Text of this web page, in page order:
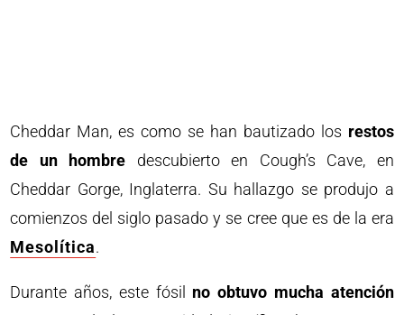
Cheddar Man, es como se han bautizado los restos
de un hombre descubierto en Cough’s Cave, en
Cheddar Gorge, Inglaterra. Su hallazgo se produjo a
comienzos del siglo pasado y se cree que es de la era
Mesolítica.
Durante años, este fósil no obtuvo mucha atención